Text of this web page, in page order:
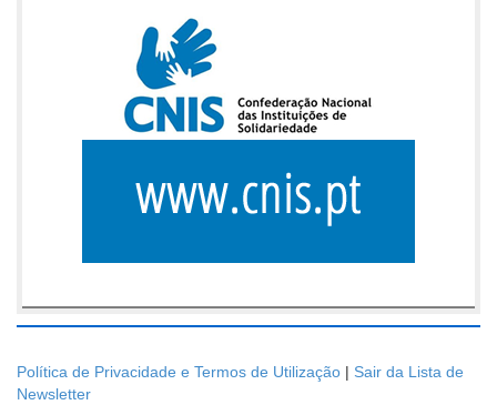
Política de Privacidade e Termos de Utilização | Sair da Lista de
Newsletter